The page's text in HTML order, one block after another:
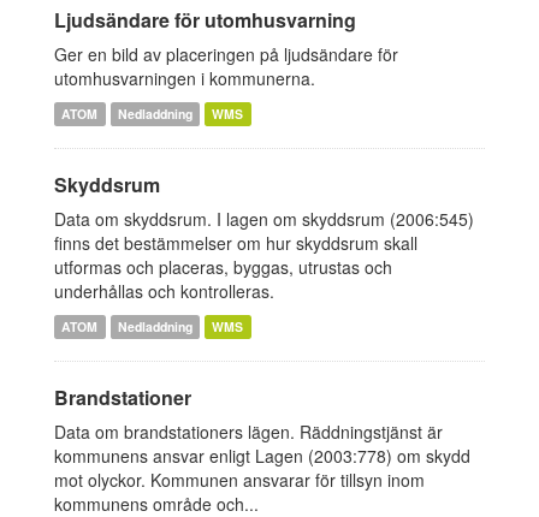
Ljudsändare för utomhusvarning
Ger en bild av placeringen på ljudsändare för
utomhusvarningen i kommunerna.
ATOM Nedladdning WMS
Skyddsrum
Data om skyddsrum. I lagen om skyddsrum (2006:545)
finns det bestämmelser om hur skyddsrum skall
utformas och placeras, byggas, utrustas och
underhållas och kontrolleras.
ATOM Nedladdning WMS
Brandstationer
Data om brandstationers lägen. Räddningstjänst är
kommunens ansvar enligt Lagen (2003:778) om skydd
mot olyckor. Kommunen ansvarar för tillsyn inom
kommunens område och...